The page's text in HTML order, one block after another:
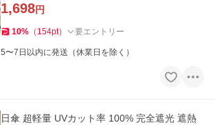
1,698円
10% （ 154pt） 要エントリー
5〜7日以内に発送（休業日を除く）
日傘 超軽量 UVカット率 100% 完全遮光 遮熱